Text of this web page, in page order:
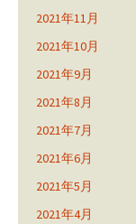
2021年11月
2021年10月
2021年9月
2021年8月
2021年7月
2021年6月
2021年5月
2021年4月